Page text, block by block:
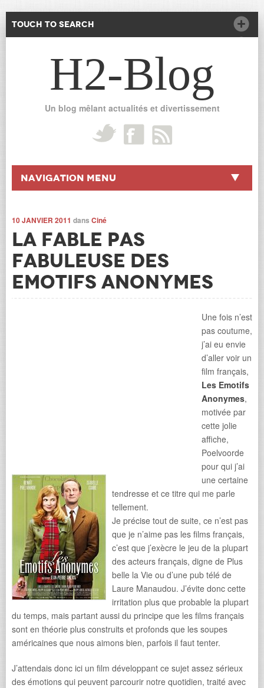
Touch to Search
H2-Blog
Un blog mêlant actualités et divertissement
Navigation Menu
10 JANVIER 2011 dans Ciné
La fable pas
fabuleuse des
Emotifs Anonymes
Une fois n’est
pas coutume,
j’ai eu envie
d’aller voir un
film français,
Les Emotifs
Anonymes,
motivée par
cette jolie
affiche,
Poelvoorde
pour qui j’ai
une certaine
tendresse et ce titre qui me parle
tellement.
Je précise tout de suite, ce n’est pas
que je n’aime pas les films français,
c’est que j’exècre le jeu de la plupart
des acteurs français, digne de Plus
belle la Vie ou d’une pub télé de
Laure Manaudou. J’évite donc cette
irritation plus que probable la plupart
du temps, mais partant aussi du principe que les films français
sont en théorie plus construits et profonds que les soupes
américaines que nous aimons bien, parfois il faut tenter.
J’attendais donc ici un film développant ce sujet assez sérieux
des émotions qui peuvent parcourir notre quotidien, traité avec